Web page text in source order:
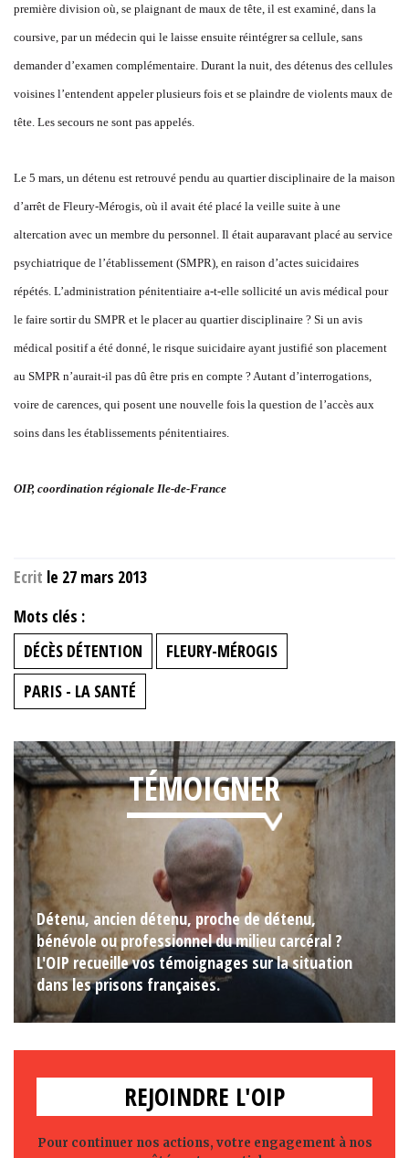
première division où, se plaignant de maux de tête, il est examiné, dans la
coursive, par un médecin qui le laisse ensuite réintégrer sa cellule, sans
demander d’examen complémentaire. Durant la nuit, des détenus des cellules
voisines l’entendent appeler plusieurs fois et se plaindre de violents maux de
tête. Les secours ne sont pas appelés.
Le 5 mars, un détenu est retrouvé pendu au quartier disciplinaire de la maison
d’arrêt de Fleury-Mérogis, où il avait été placé la veille suite à une
altercation avec un membre du personnel. Il était auparavant placé au service
psychiatrique de l’établissement (SMPR), en raison d’actes suicidaires
répétés. L’administration pénitentiaire a-t-elle sollicité un avis médical pour
le faire sortir du SMPR et le placer au quartier disciplinaire ? Si un avis
médical positif a été donné, le risque suicidaire ayant justifié son placement
au SMPR n’aurait-il pas dû être pris en compte ? Autant d’interrogations,
voire de carences, qui posent une nouvelle fois la question de l’accès aux
soins dans les établissements pénitentiaires.
OIP, coordination régionale Ile-de-France
Ecrit le 27 mars 2013
Mots clés :
DÉCÈS DÉTENTION
FLEURY-MÉROGIS
PARIS - LA SANTÉ
TÉMOIGNER
Détenu, ancien détenu, proche de détenu,
bénévole ou professionnel du milieu carcéral ?
L'OIP recueille vos témoignages sur la situation
dans les prisons françaises.
REJOINDRE L'OIP
Pour continuer nos actions, votre engagement à nos